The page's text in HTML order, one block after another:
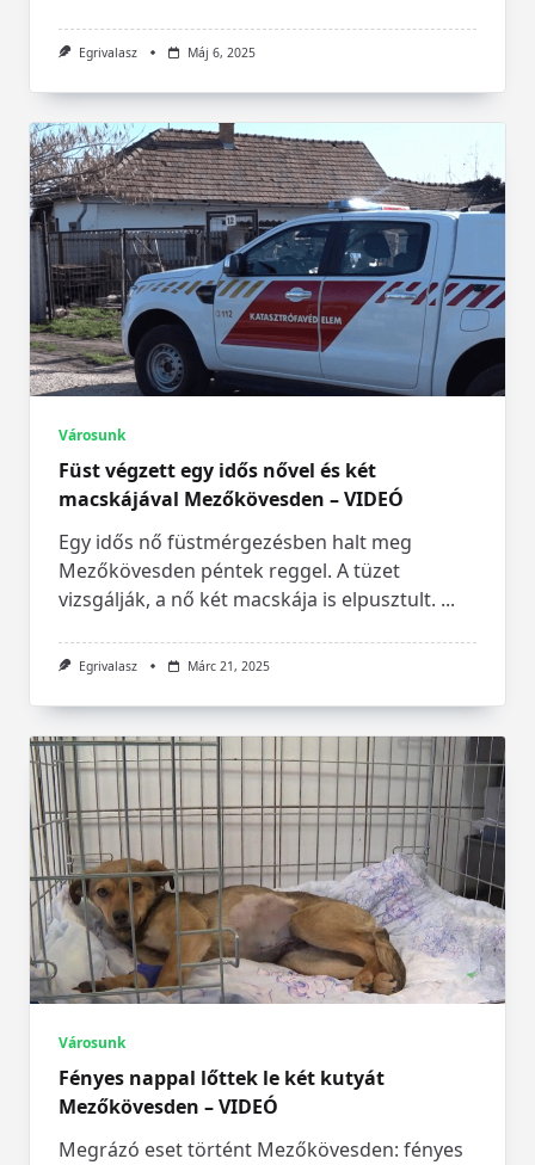
Egrivalasz Máj 6, 2025
Városunk
Füst végzett egy idős nővel és két
macskájával Mezőkövesden – VIDEÓ
Egy idős nő füstmérgezésben halt meg
Mezőkövesden péntek reggel. A tüzet
vizsgálják, a nő két macskája is elpusztult. ...
Egrivalasz Márc 21, 2025
Városunk
Fényes nappal lőttek le két kutyát
Mezőkövesden – VIDEÓ
Megrázó eset történt Mezőkövesden: fényes